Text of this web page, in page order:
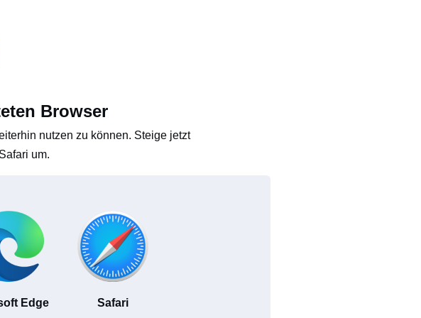
Browser
nutzen zu können. Steige jetzt
um.
Edge Safari